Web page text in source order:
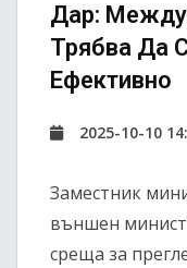
Дар:
Трябва Да
Ефективно
2025-10-10
Заместник
външен
среща за